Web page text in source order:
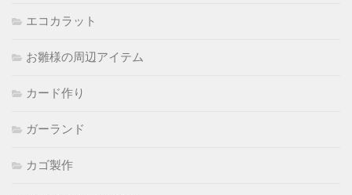
エコカラット
お雛様の周辺アイテム
カード作り
ガーランド
カゴ製作